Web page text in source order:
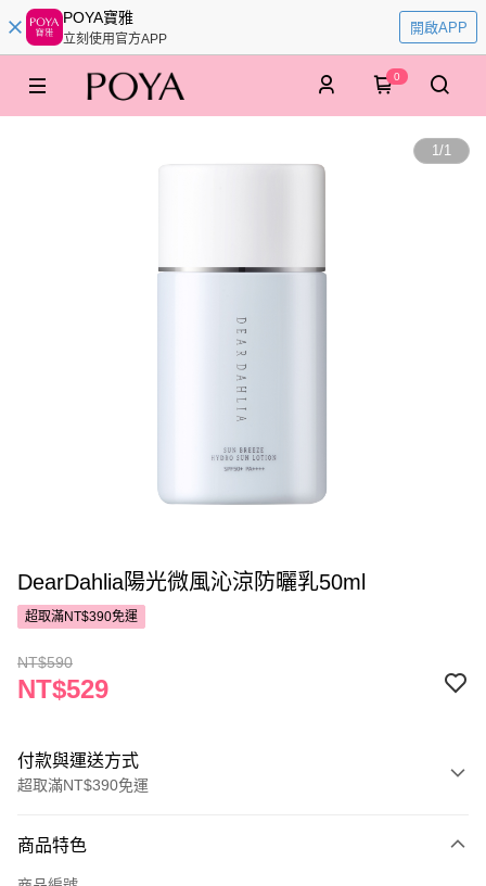
POYA寶雅
立刻使用官方APP
開啟APP
0
1/1
DearDahlia陽光微風沁涼防曬乳50ml
超取滿NT$390免運
NT$590
NT$529
付款與運送方式
超取滿NT$390免運
POYA支付
商品特色